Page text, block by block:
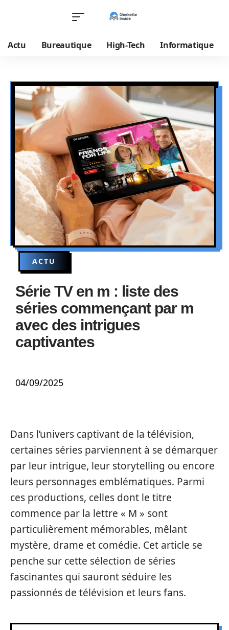
Actu Bureautique High-Tech Informatique
ACTU
Série TV en m : liste des
séries commençant par m
avec des intrigues
captivantes
04/09/2025
Dans l’univers captivant de la télévision,
certaines séries parviennent à se démarquer
par leur intrigue, leur storytelling ou encore
leurs personnages emblématiques. Parmi
ces productions, celles dont le titre
commence par la lettre « M » sont
particulièrement mémorables, mêlant
mystère, drame et comédie. Cet article se
penche sur cette sélection de séries
fascinantes qui sauront séduire les
passionnés de télévision et leurs fans.